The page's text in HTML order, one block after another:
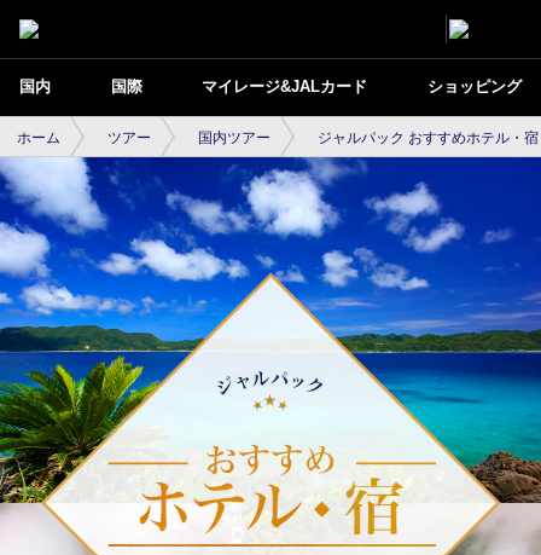
国内 国際 マイレージ&JALカード ショッピング
ホーム ツアー 国内ツアー ジャルパック おすすめホテル・宿